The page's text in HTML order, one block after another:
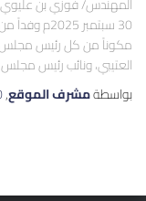
30 سبتمبر
مكوناً من كل رئيس مجلس
العتيبي، ونائب رئيس مجلس
بواسطةمشرف الموقع,